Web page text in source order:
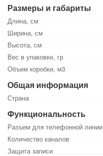
Размеры и габариты
Длина, см
Ширина, см
Высота, см
Вес в упаковке, гр
Объем коробки, м3
Общая информация
Страна
Функциональность
Разъем для телефонной линии
Количество каналов
Защита записи